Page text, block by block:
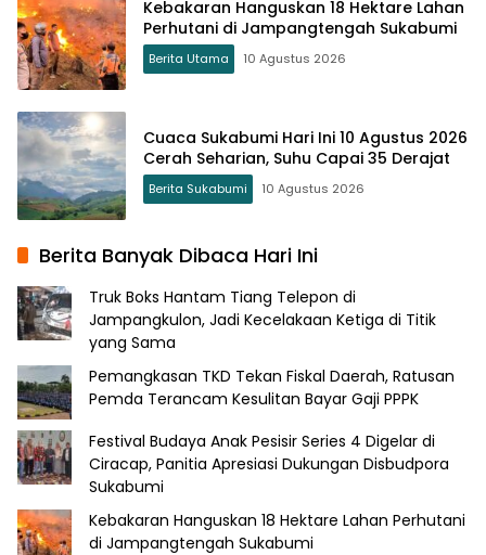
Kebakaran Hanguskan 18 Hektare Lahan
Perhutani di Jampangtengah Sukabumi
Berita Utama 10 Agustus 2026
Cuaca Sukabumi Hari Ini 10 Agustus 2026
Cerah Seharian, Suhu Capai 35 Derajat
Berita Sukabumi 10 Agustus 2026
Berita Banyak Dibaca Hari Ini
Truk Boks Hantam Tiang Telepon di
Jampangkulon, Jadi Kecelakaan Ketiga di Titik
yang Sama
Pemangkasan TKD Tekan Fiskal Daerah, Ratusan
Pemda Terancam Kesulitan Bayar Gaji PPPK
Festival Budaya Anak Pesisir Series 4 Digelar di
Ciracap, Panitia Apresiasi Dukungan Disbudpora
Sukabumi
Kebakaran Hanguskan 18 Hektare Lahan Perhutani
di Jampangtengah Sukabumi